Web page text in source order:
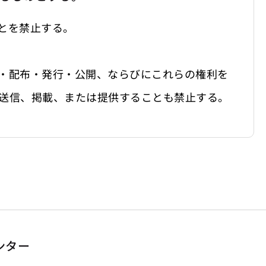
禁止する。
配布・発行・公開、ならびにこれらの権利を
、掲載、または提供することも禁止する。
ター